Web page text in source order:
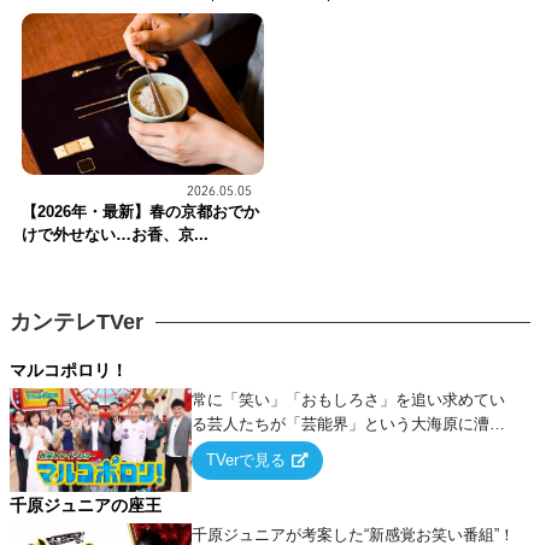
2026.05.05
【2026年・最新】春の京都おでか
けで外せない…お香、京...
カンテレTVer
マルコポロリ！
常に「笑い」「おもしろさ」を追い求めてい
る芸人たちが「芸能界」という大海原に漕ぎ
出でて、新たなオモシロ人間を発掘する！
TVerで見る
千原ジュニアの座王
千原ジュニアが考案した“新感覚お笑い番組”！